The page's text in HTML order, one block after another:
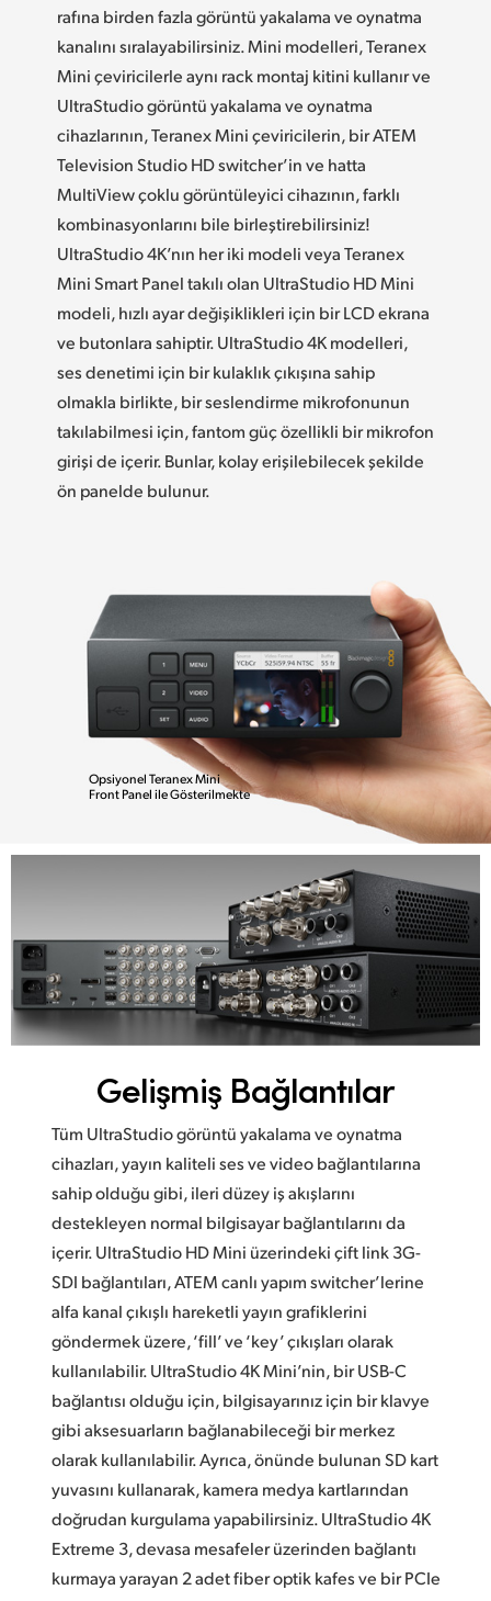
Sweden
Chinese Taipei
Turkey
Ukraine
United Kingdom
United States
rafına birden fazla görüntü yakalama ve oynatma
kanalını sıralayabilirsiniz. Mini modelleri,Teranex
Miniçeviricilerle aynı rack montaj kitini kullanır ve
UltraStudio görüntü yakalama ve oynatma
cihazlarının, Teranex Mini çeviricilerin, bir ATEM
Television Studio HD switcher’in ve hatta
MultiView çoklu görüntüleyici cihazının,farklı
kombinasyonlarını bile birleştirebilirsiniz!
UltraStudio 4K’nın her iki modeli veya Teranex
Mini Smart Panel takılı olan UltraStudio HD Mini
modeli, hızlı ayar değişiklikleri için bir LCD ekrana
ve butonlara sahiptir. UltraStudio 4K modelleri,
ses denetimi için bir kulaklık çıkışına sahip
olmakla birlikte, bir seslendirme mikrofonunun
takılabilmesi için, fantom güç özellikli bir mikrofon
girişi de içerir. Bunlar, kolay erişilebilecek şekilde
ön panelde bulunur.
Opsiyonel Teranex Mini
Front Panel ile Gösterilmekte
Gelişmiş Bağlantılar
Tüm UltraStudio görüntü yakalama ve oynatma
cihazları, yayın kaliteli ses ve video bağlantılarına
sahip olduğu gibi, ileri düzey iş akışlarını
destekleyen normal bilgisayar bağlantılarını da
içerir. UltraStudio HD Mini üzerindeki çift link 3G-
SDI bağlantıları, ATEM canlı yapım switcher’lerine
alfa kanal çıkışlı hareketli yayın grafiklerini
göndermek üzere, ‘fill’ ve ‘key’ çıkışları olarak
kullanılabilir. UltraStudio 4K Mini’nin, bir USB-C
bağlantısı olduğu için, bilgisayarınız için bir klavye
gibi aksesuarların bağlanabileceği bir merkez
olarak kullanılabilir. Ayrıca, önünde bulunan SD kart
yuvasını kullanarak,kamera medya kartlarından
doğrudan kurgulama yapabilirsiniz. UltraStudio 4K
Extreme 3, devasa mesafeler üzerinden bağlantı
kurmaya yarayan 2 adet fiber optik kafes ve bir PCIe